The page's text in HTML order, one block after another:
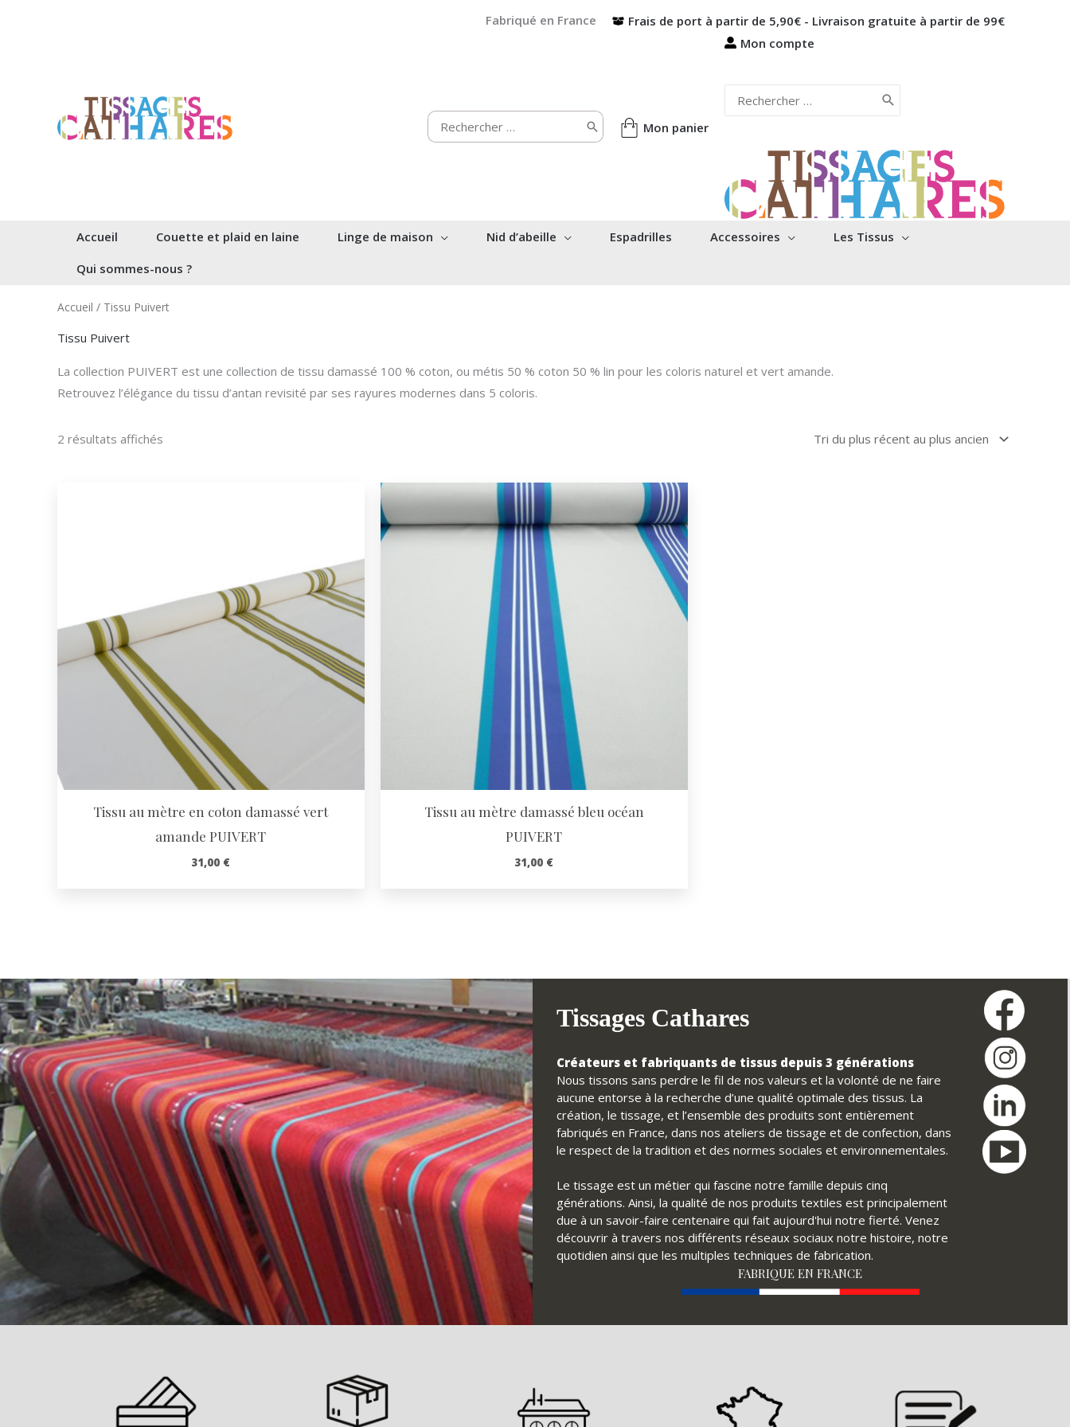
Fabriqué en France Frais de port à partir de 5,90€ - Livraison gratuite à partir de 99€
Rechercher:
Mon panier
Mon compte
Accueil Couette et plaid en laine Linge de maison Nid d’abeille Espadrilles Accessoires
Les Tissus
Qui sommes-nous ?
Accueil / Tissu Puivert
Tissu Puivert
La collection PUIVERT est une collection de tissu damassé 100 % coton, ou métis 50 % coton 50 % lin pour les coloris naturel et vert amande.
Retrouvez l’élégance du tissu d’antan revisité par ses rayures modernes dans 5 coloris.
2 résultats affichés
Tissu au mètre en coton damassé vert
amande PUIVERT
31,00 €
Tissu au mètre damassé bleu océan
PUIVERT
31,00 €
Tissages Cathares
Créateurs et fabriquants de tissus depuis 3 générations
Nous tissons sans perdre le fil de nos valeurs et la volonté de ne faire
aucune entorse à la recherche d’une qualité optimale des tissus. La
création, le tissage, et l’ensemble des produits sont entièrement
fabriqués en France, dans nos ateliers de tissage et de confection, dans
le respect de la tradition et des normes sociales et environnementales.
Le tissage est un métier qui fascine notre famille depuis cinq
générations. Ainsi, la qualité de nos produits textiles est principalement
due à un savoir-faire centenaire qui fait aujourd'hui notre fierté. Venez
découvrir à travers nos différents réseaux sociaux notre histoire, notre
quotidien ainsi que les multiples techniques de fabrication.
FABRIQUE EN FRANCE